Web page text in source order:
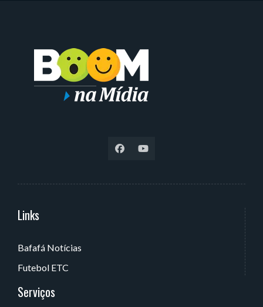
Links
Bafafá Notícias
Futebol ETC
Serviços
Serviços